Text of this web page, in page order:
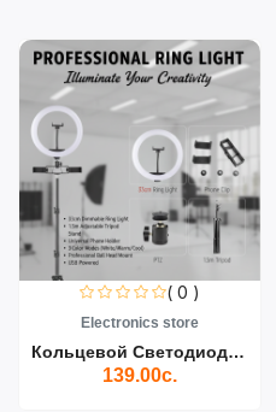
( 0 )
Electronics store
Кольцевой Светодиодный Св...
139.00с.